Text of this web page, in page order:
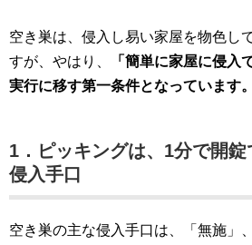
空き巣は、侵入し易い家屋を物色し
すが、やはり、
「簡単に家屋に侵入
実行に移す第一条件となっています。
1．ピッキングは、1分で開
侵入手口
空き巣の主な侵入手口は、「無施」